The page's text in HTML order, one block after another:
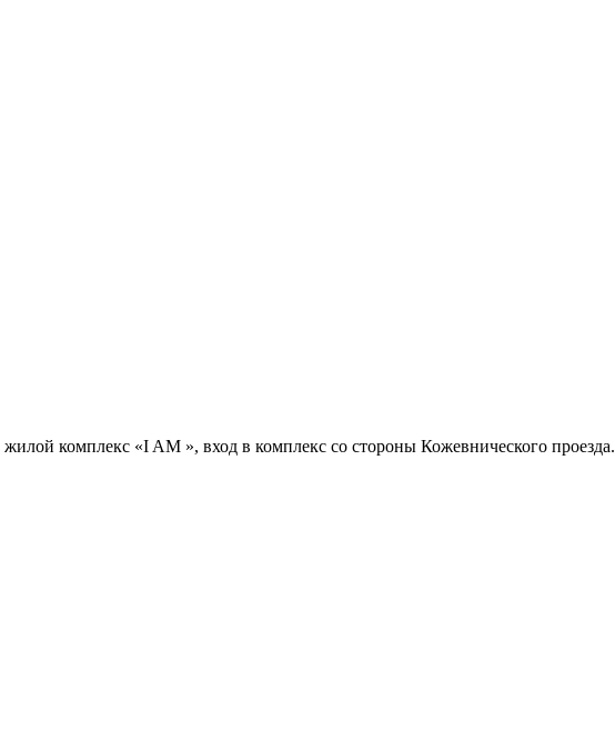
комплекс «I AM », вход в комплекс со стороны Кожевнического проезда.